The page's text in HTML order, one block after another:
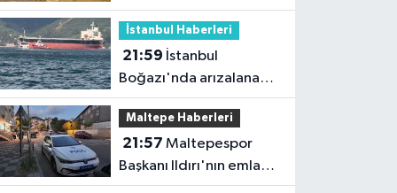
çöktü
İstanbul Haberleri
21:59
Boğazı'nda arızalanan
gemi çekildi; trafik
yeniden açıldı
Maltepe Haberleri
21:57
Başkanı Ildırı'nın emlak
dükkanı kurşunlandı: 1